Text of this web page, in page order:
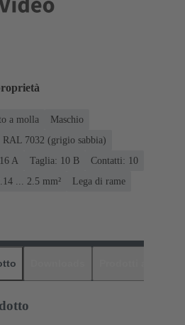
a molla
Maschio
RAL 7032 (grigio sabbia)
A
Taglia: 10 B
Contatti: 10
... 2.5 mm²
Lega di rame